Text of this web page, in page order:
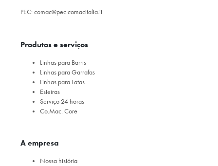
PEC: comac@pec.comacitalia.it
Produtos e serviços
Linhas para Barris
Linhas para Garrafas
Linhas para Latas
Esteiras
Serviço 24 horas
Co.Mac. Core
A empresa
Nossa história